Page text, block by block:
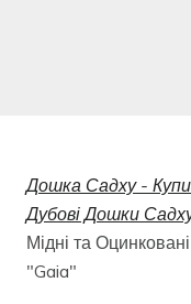
Дошка Садху -
Дубові Дошки
Мідні та
"Gaia"